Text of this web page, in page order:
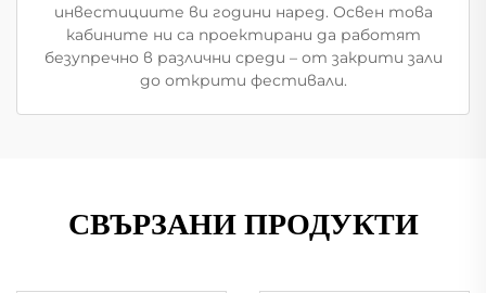
инвестициите ви години наред. Освен това
кабините ни са проектирани да работят
безупречно в различни среди – от закрити зали
до открити фестивали.
СВЪРЗАНИ ПРОДУКТИ